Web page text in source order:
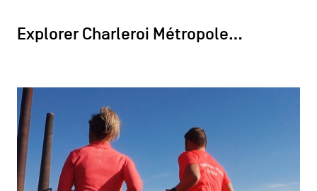
Explorer Charleroi Métropole…